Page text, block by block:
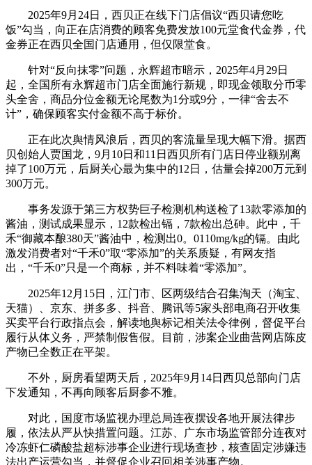
2025年9月24日，西贝正在线下门店倡议“西贝请您吃
饭”勾当，向正在店消费的顾客免费发放100元堂食代金券，代
金券正在西贝全国门店通用，但仅限堂食。
针对“反向抹零”问题，永辉超市暗示，2025年4月29日
起，全国所有永辉超市门店全面施行新规，即现金领取分币零
头全舍，商品分位金额无论尾数为1分或9分，一律“舍去不
计”，确保顾客实付金额不高于标价。
正在此次舆情风浪后，西贝的客流量呈现大幅下滑。据西
贝创始人贾国龙，9月10日和11日西贝所有门店日停业额别离
掉了100万元，后厨关心最为集中的12日，估量会掉200万元到
300万元。
事务发源于第三方权势巨子检测机构送检了13款零添加的
酱油，测试成果显示，12款检出镉，7款检出总砷。此中，千
禾“御藏本酿380天”酱油中，检测出0。0110mg/kg的镉。由此
激发消费者对“千禾0”取“零添加”的关系质疑，有网友指
出，“千禾0”只是一个商标，并不料味着“零添加”。
2025年12月15日，江门市、区两级结合召集淘天（淘宝、
天猫）、京东、拼多多、抖音、腾讯等5家头部电商召开收集
买卖平台行政指点会，解读地舆标记相关法令律例，督促平台
履行从体义务，严禁制假售假。目前，涉案企业曲营网店陈皮
产物已全数正在平架。
不外，厨房看望两天后，2025年9月14日西贝总部向门店
下发通知，不再向顾客后厨参不雅。
对此，国度市场监视办理总局连夜摆设各地开展法律步
履，依法从严从快措置问题。江苏、广东市场监管部分连夜对
冷冻虾仁磷酸盐超标涉事企业进行现场查抄，核查固定涉嫌违
法出产运营勾当，并督促企业召回相关涉事产物。